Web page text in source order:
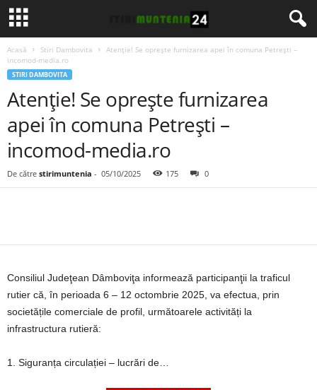
Acasă Stiri Dambovita
Atenție! Se oprește furnizarea apei în comuna Petrești –
incomod-media.ro
STIRI DAMBOVITA
Atenție! Se oprește furnizarea
apei în comuna Petrești –
incomod-media.ro
De către stirimuntenia - 05/10/2025 175 0
Consiliul Judeţean Dâmboviţa informează participanţii la traficul
rutier că, în perioada 6 – 12 octombrie 2025, va efectua, prin
societățile comerciale de profil, următoarele activități la
infrastructura rutieră:
1. Siguranța circulației – lucrări de…